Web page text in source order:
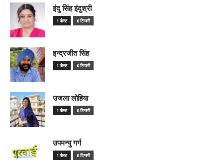
इंदु सिंह इंदुश्री
1 पोस्ट 0 टिप्पणी
इन्द्रजीत सिंह
1 पोस्ट 0 टिप्पणी
उजला लोहिया
1 पोस्ट 0 टिप्पणी
उपमन्यु गर्ग
1 पोस्ट 0 टिप्पणी